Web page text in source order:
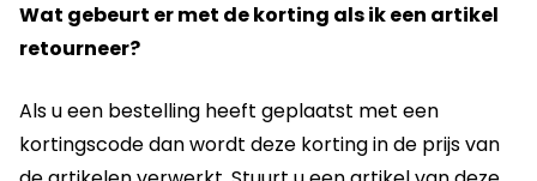
Wat gebeurt er met de korting als ik een artikel
retourneer?
Als u een bestelling heeft geplaatst met een
kortingscode dan wordt deze korting in de prijs van